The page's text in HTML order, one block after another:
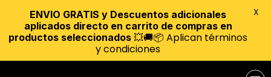
ENVIO GRATIS y Descuentos adicionales
aplicados directo en carrito de compras en
productos seleccionados 💥🚚📦 Aplican términos
y condiciones
X